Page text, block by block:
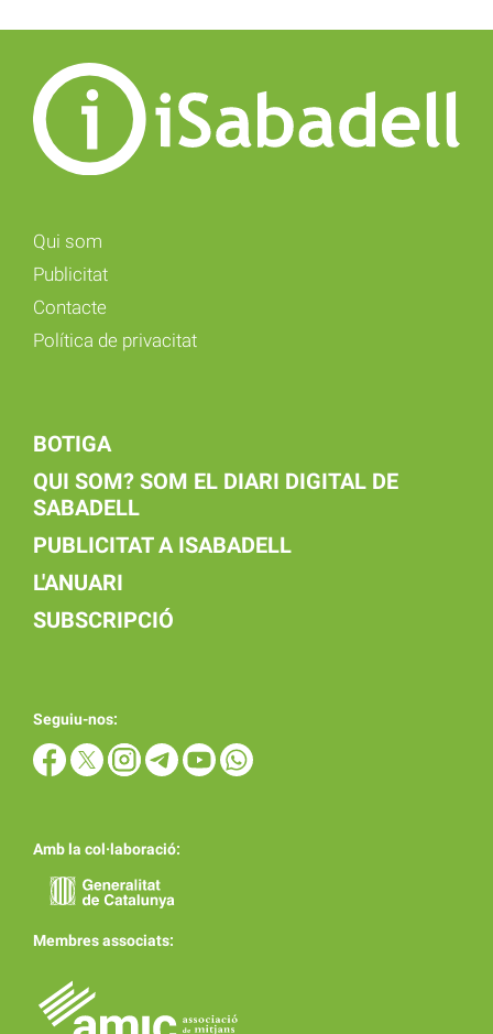
Qui som
Publicitat
Contacte
Política de privacitat
BOTIGA
QUI SOM? SOM EL DIARI DIGITAL DE
SABADELL
PUBLICITAT A ISABADELL
L'ANUARI
SUBSCRIPCIÓ
Seguiu-nos:
Amb la col·laboració:
Membres associats: